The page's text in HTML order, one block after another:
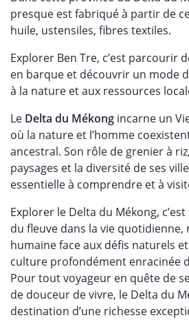
presque est fabriqué à partir de
huile, ustensiles, fibres textiles.
Explorer Ben Tre, c’est parcourir
en barque et découvrir un mode
à la nature et aux ressources
Le Delta du Mékong incarne un
où la nature et l’homme
ancestral. Son rôle de grenier à
paysages et la diversité de ses
essentielle à comprendre et à
Explorer le Delta du Mékong,
du fleuve dans la vie quotidienne,
humaine face aux défis naturels
culture profondément enracinée
Pour tout voyageur en quête de
de douceur de vivre, le Delta du
destination d’une richesse